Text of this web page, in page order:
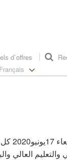
d`offres
Français
اشرف
والتعليم العالي